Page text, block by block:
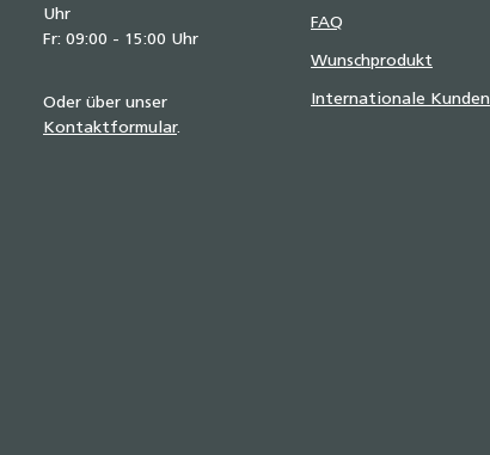
Uhr
Fr: 09:00 - 15:00 Uhr
Oder über unser
Kontaktformular.
FAQ
Wunschprodukt
Internationale Kunden